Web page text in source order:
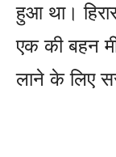
हुआ था।
एक की बहन
लाने के लिए